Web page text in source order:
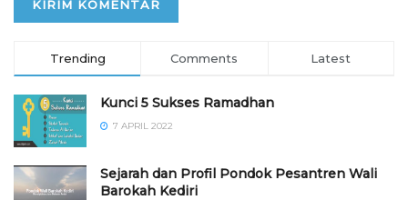
Trending Comments Latest
Kunci 5 Sukses Ramadhan
7 APRIL 2022
Sejarah dan Profil Pondok Pesantren Wali
Barokah Kediri